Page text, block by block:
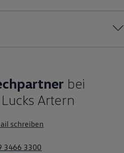
bei
Artern
schreiben
3466 3300